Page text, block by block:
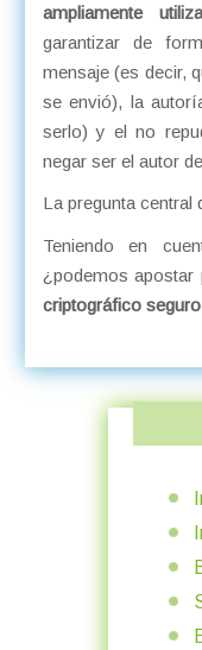
ampliamente
garantizar de
mensaje (es decir,
se envió), la
serlo) y el no
negar ser el autor
La pregunta central
Teniendo en
¿podemos
criptográfico